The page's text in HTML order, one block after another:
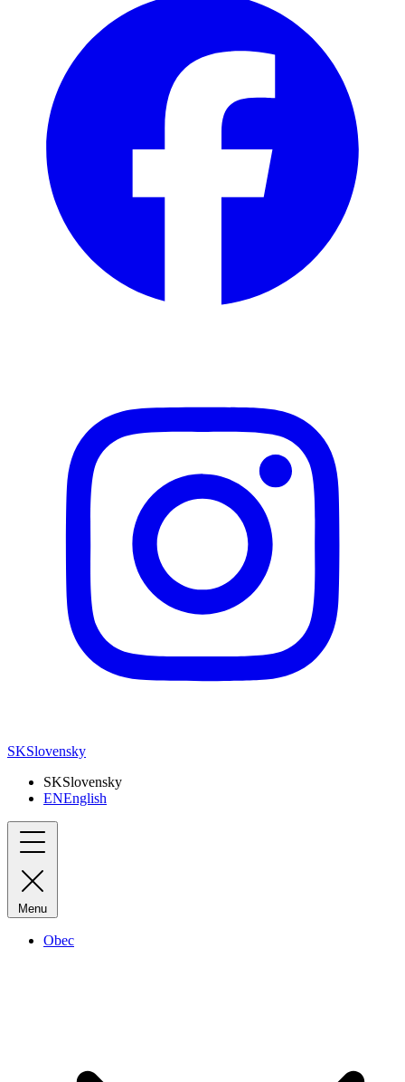
SKSlovensky
SKSlovensky
ENEnglish
Menu
Obec